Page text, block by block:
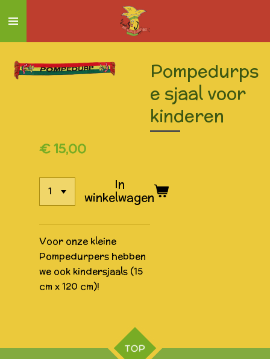
direct
naar
hoofdinhoud
Pompedurps
e sjaal voor
kinderen
€ 15,00
In
winkelwagen
Voor onze kleine
Pompedurpers hebben
we ook kindersjaals (15
cm x 120 cm)!
TOP